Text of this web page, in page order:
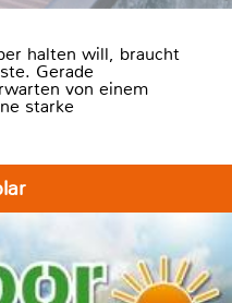
halten will, braucht
Gerade
von einem
starke